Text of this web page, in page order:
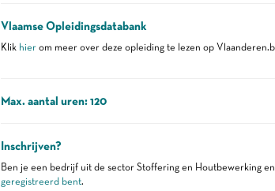
Vlaamse Opleidingsdatabank
Klik hierom meer over deze opleiding te lezen op
Max. aantal uren: 120
Inschrijven?
Ben je een bedrijf uit de sector Stoffering en Houtbewerking
geregistreerd bent.